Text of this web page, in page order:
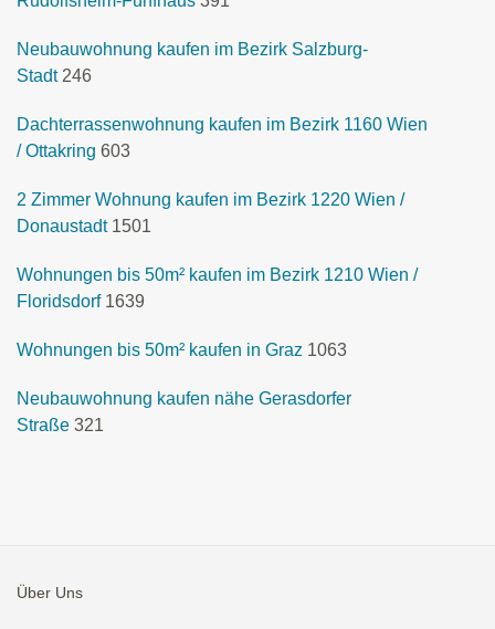
Neubauwohnung kaufen im Bezirk Salzburg-
Stadt 246
Dachterrassenwohnung kaufen im Bezirk 1160 Wien
/ Ottakring 603
2 Zimmer Wohnung kaufen im Bezirk 1220 Wien /
Donaustadt 1501
Wohnungen bis 50m² kaufen im Bezirk 1210 Wien /
Floridsdorf 1639
Wohnungen bis 50m² kaufen in Graz 1063
Neubauwohnung kaufen nähe Gerasdorfer
Straße 321
Über Uns